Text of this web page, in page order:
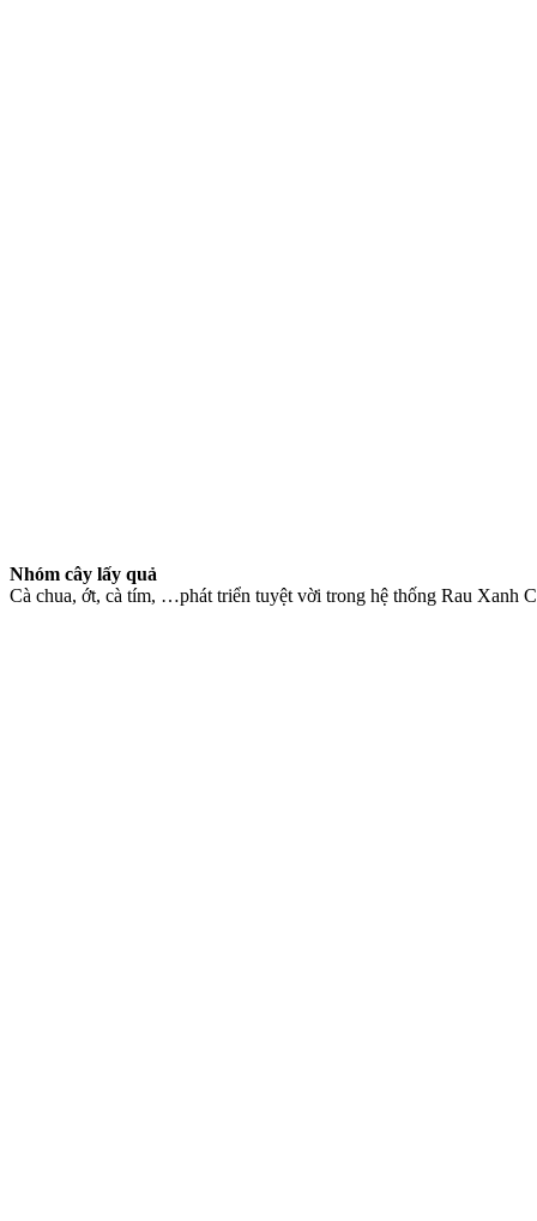
Nhóm cây lấy quả
Cà chua, ớt, cà tím, …phát triển tuyệt vời trong hệ thống Rau Xanh